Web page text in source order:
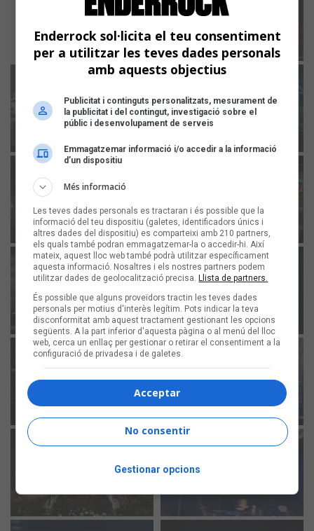
Enderrock sol·licita el teu consentiment
per a utilitzar les teves dades personals
amb aquests objectius
Publicitat i continguts personalitzats, mesurament de
la publicitat i del contingut, investigació sobre el
públic i desenvolupament de serveis
Emmagatzemar informació i/o accedir a la informació
d’un dispositiu
Més informació
Les teves dades personals es tractaran i és possible que la
informació del teu dispositiu (galetes, identificadors únics i
altres dades del dispositiu) es comparteixi amb 210 partners,
els quals també podran emmagatzemar-la o accedir-hi. Així
mateix, aquest lloc web també podrà utilitzar específicament
aquesta informació. Nosaltres i els nostres partners podem
utilitzar dades de geolocalització precisa. Llista de partners.
És possible que alguns proveïdors tractin les teves dades
personals per motius d'interès legítim. Pots indicar la teva
disconformitat amb aquest tractament gestionant les opcions
següents. A la part inferior d'aquesta pàgina o al menú del lloc
web, cerca un enllaç per gestionar o retirar el consentiment a la
configuració de privadesa i de galetes.
Acceptar
No consentir
Gestionar opcions